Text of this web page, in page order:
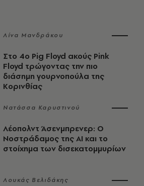
Λίνα Μανδράκου
Στο 4ο Pig Floyd ακούς Pink
Floyd τρώγοντας την πιο
διάσημη γουρνοπούλα της
Κορινθίας
Νατάσσα Καρυστινού
Λέοπολντ Άσενμπρενερ: Ο
Νοστράδαμος της AI και το
στοίχημα των δισεκατομμυρίων
Λουκάς Βελιδάκης